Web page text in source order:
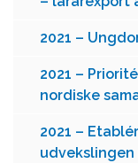
2021 –
2021 –
nordiske
2021 –